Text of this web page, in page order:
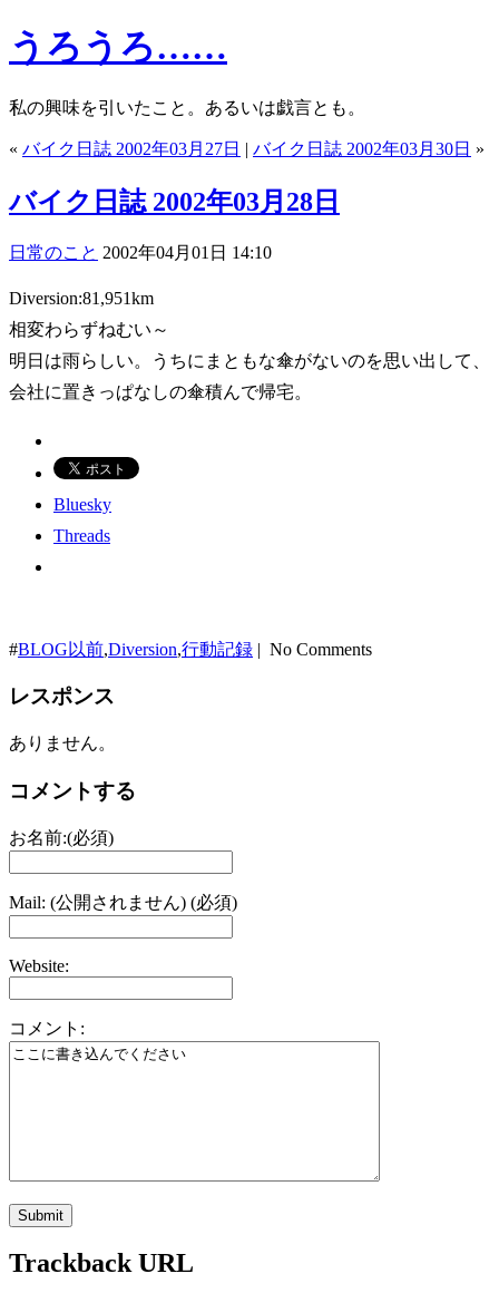
うろうろ……
私の興味を引いたこと。あるいは戯言とも。
« バイク日誌 2002年03月27日 | バイク日誌 2002年03月30日 »
バイク日誌 2002年03月28日
日常のこと 2002年04月01日 14:10
Diversion:81,951km
相変わらずねむい～
明日は雨らしい。うちにまともな傘がないのを思い出して、
会社に置きっぱなしの傘積んで帰宅。
Bluesky
Threads
#BLOG以前,Diversion,行動記録 | No Comments
レスポンス
ありません。
コメントする
お名前:(必須)
Mail: (公開されません) (必須)
Website:
コメント:
Trackback URL